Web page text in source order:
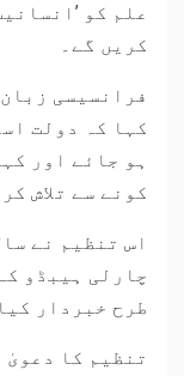
علم کو
کریں گے۔
فرانسیسی
کہا کہ دولت
ہو جائے اور
کونے سے تلاش
اس تنظیم نے
چارلی ہیبڈو
طرح خبردار
تنظیم کا